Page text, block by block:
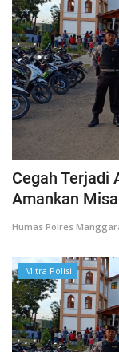
Cegah Terjadi
Amankan
Humas Polres
Mitra Polisi